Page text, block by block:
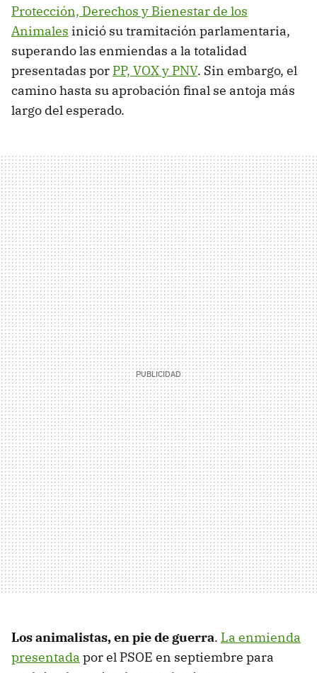
Protección, Derechos y Bienestar de los
Animales inició su tramitación parlamentaria,
superando las enmiendas a la totalidad
presentadas por PP, VOX y PNV. Sin embargo, el
camino hasta su aprobación final se antoja más
largo del esperado.
Los animalistas, en pie de guerra. La enmienda
presentada por el PSOE en septiembre para